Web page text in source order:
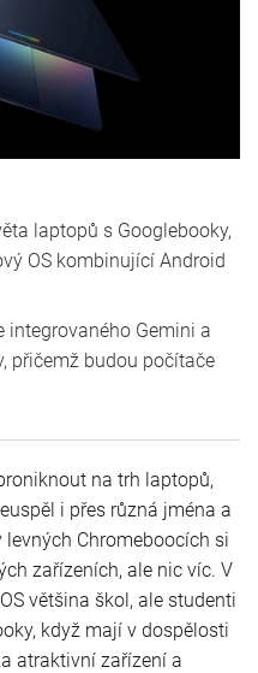
laptopů s Googlebooky,
OS kombinující Android
integrovaného Gemini a
přičemž budou počítače
na trh laptopů,
i přes různá jména a
levných Chromeboocích si
zařízeních, ale nic víc. V
většina škol, ale studenti
když mají v dospělosti
atraktivní zařízení a